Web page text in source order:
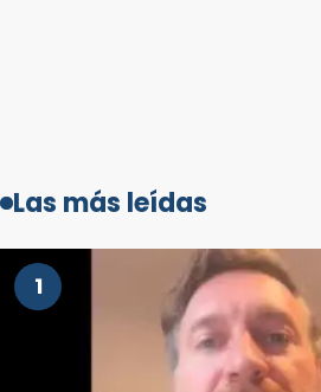
Las más leídas
1